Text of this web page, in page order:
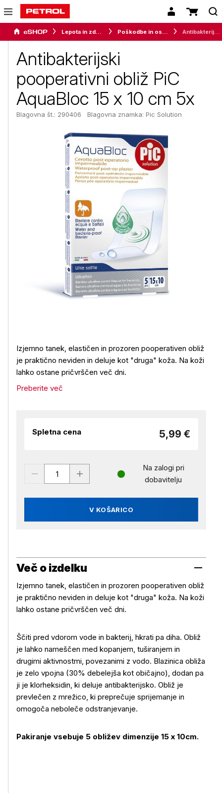
Lepota in zdravje Poškodbe in oskrba
Antibakterijski
pooperativni obliž PiC
AquaBloc 15 x 10 cm 5x
Blagovna št.: 290406 Blagovna znamka: Pic Solution
Izjemno tanek, elastičen in prozoren pooperativen obliž
je praktično neviden in deluje kot "druga" koža. Na koži
lahko ostane pričvrščen več dni.
Preberite več
Spletna cena 5,99 €
V KOŠARICO
Na zalogi pri
dobavitelju
Več o izdelku
Več o izdelku
Izjemno tanek, elastičen in prozoren pooperativen obliž
je praktično neviden in deluje kot "druga" koža. Na koži
lahko ostane pričvrščen več dni.
Ščiti pred vdorom vode in bakterij, hkrati pa diha. Obliž
je lahko nameščen med kopanjem, tuširanjem in
drugimi aktivnostmi, povezanimi z vodo. Blazinica obliža
je zelo vpojna (30% debelejša kot običajno), dodan pa
ji je klorheksidin, ki deluje antibakterijsko. Obliž je
prevlečen z mrežico, ki preprečuje sprijemanje in
omogoča neboleče odstranjevanje.
Pakiranje vsebuje 5 obližev dimenzije 15 x 10cm.